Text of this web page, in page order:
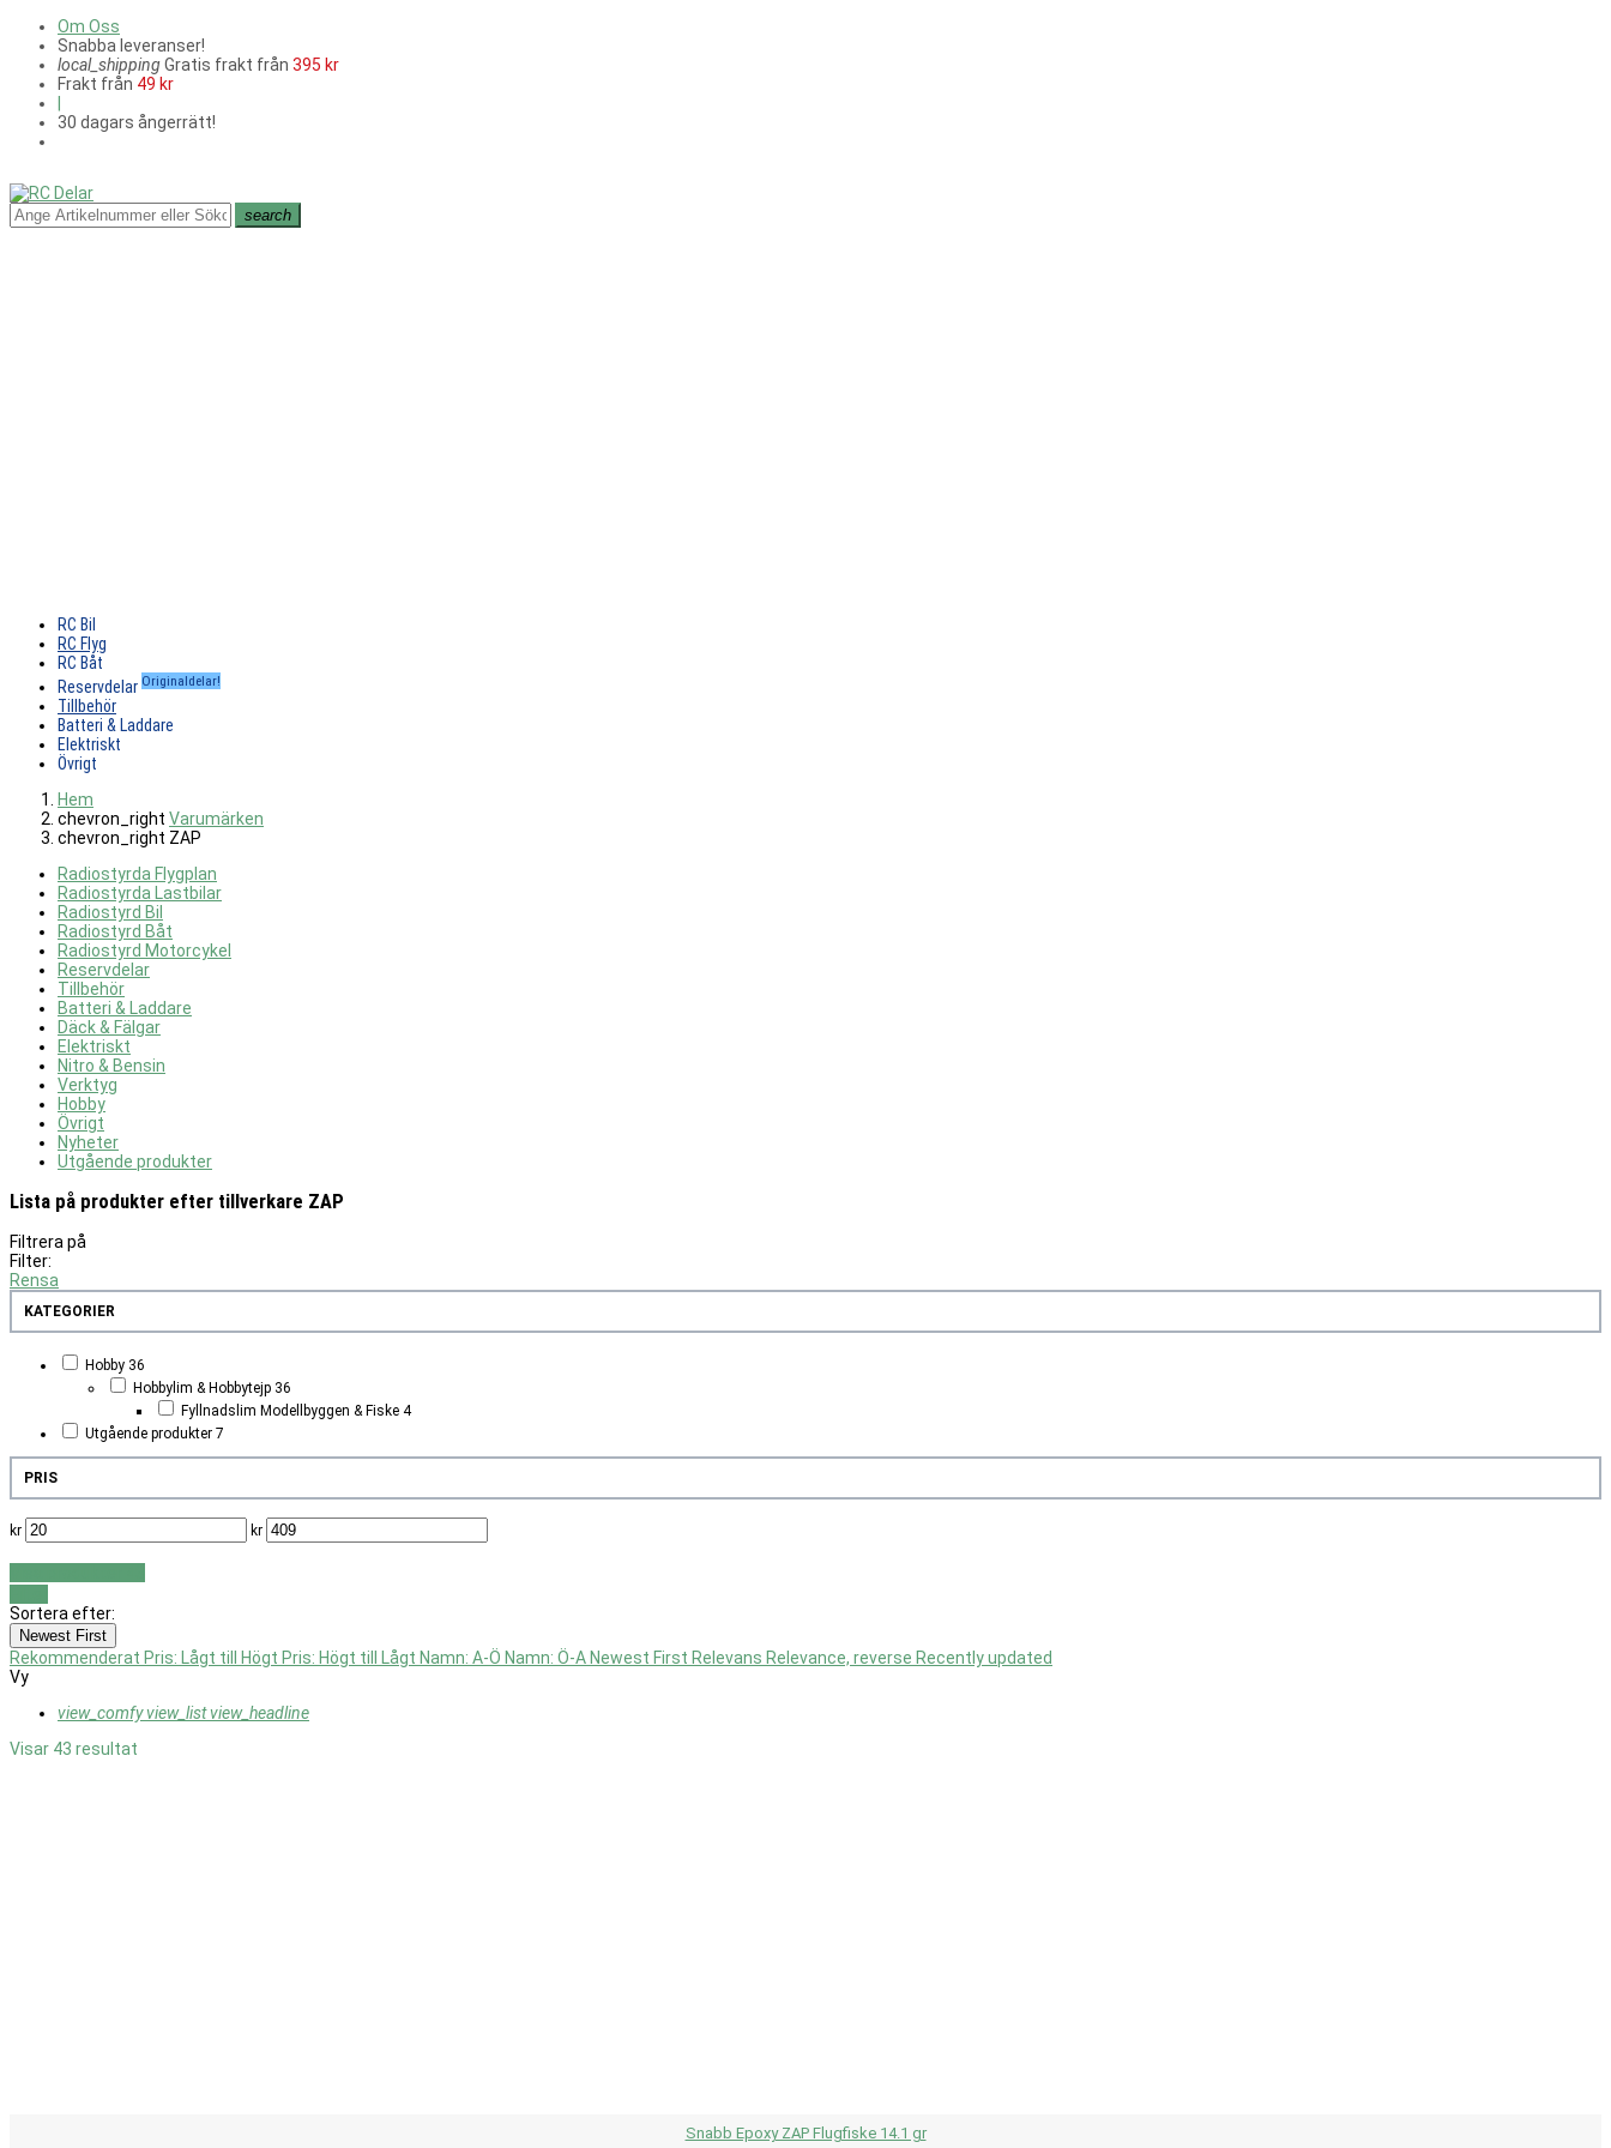
Om Oss
Snabba leveranser!
local_shippingGratis frakt från 395 kr
Frakt från 49 kr
30 dagars ångerrätt!
search
RC Bil
RC Flyg
RC Båt
Reservdelar Originaldelar!
Tillbehör
Batteri & Laddare
Elektriskt
Övrigt
Hem
chevron_right Varumärken
chevron_right ZAP
Radiostyrda Flygplan
Radiostyrda Lastbilar
Radiostyrd Bil
Radiostyrd Båt
Radiostyrd Motorcykel
Reservdelar
Tillbehör
Batteri & Laddare
Däck & Fälgar
Elektriskt
Nitro & Bensin
Verktyg
Hobby
Övrigt
Nyheter
Utgående produkter
Lista på produkter efter tillverkare ZAP
Filtrera på
Filter:
Rensa
KATEGORIER
Hobby 36
Hobbylim & Hobbytejp 36
Fyllnadslim Modellbyggen & Fiske 4
Utgående produkter 7
PRIS
kr kr
Sortera efter:
Newest First
Rekommenderat Pris: Lågt till Högt Pris: Högt till Lågt Namn: A-Ö Namn: Ö-A Newest First Relevans Relevance, reverse Recently updated
Vy
view_comfyview_listview_headline
Visar 43 resultat
Snabb Epoxy ZAP Flugfiske 14.1 gr